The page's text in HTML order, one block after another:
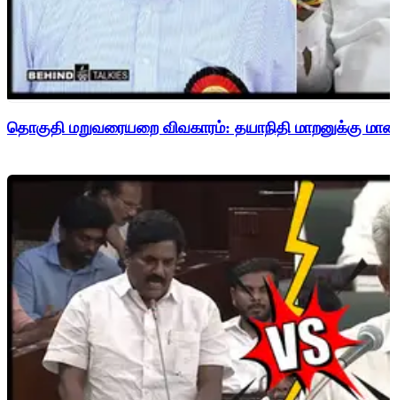
தொகுதி மறுவரையறை விவகாரம்: தயாநிதி மாறனுக்கு